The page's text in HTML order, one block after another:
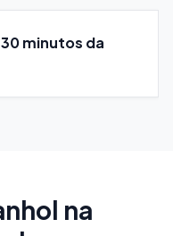
minutos da
na